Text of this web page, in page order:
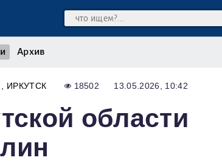
Архив
ИРКУТСК 18502 13.05.2026, 10:42
области